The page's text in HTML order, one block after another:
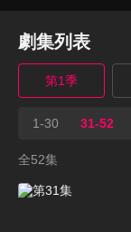
劇集列表
第1季
1-30 31-52
全52集